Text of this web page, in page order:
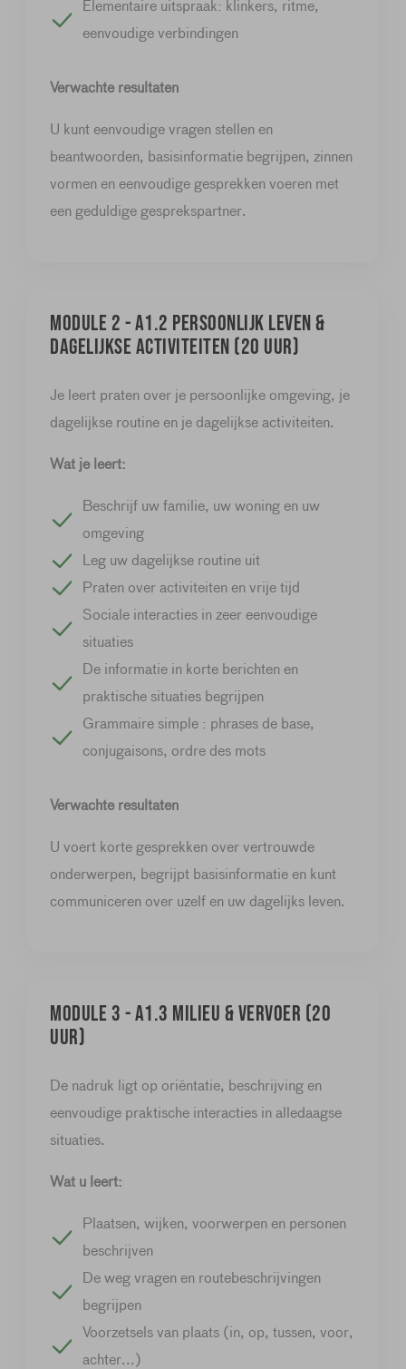
Elementaire uitspraak: klinkers, ritme,
eenvoudige verbindingen
Verwachte resultaten
U kunt eenvoudige vragen stellen en
beantwoorden, basisinformatie begrijpen, zinnen
vormen en eenvoudige gesprekken voeren met
een geduldige gesprekspartner.
Module 2 - A1.2 Persoonlijk leven &
dagelijkse activiteiten (20 uur)
Je leert praten over je persoonlijke omgeving, je
dagelijkse routine en je dagelijkse activiteiten.
Wat je leert:
Beschrijf uw familie, uw woning en uw
omgeving
Leg uw dagelijkse routine uit
Praten over activiteiten en vrije tijd
Sociale interacties in zeer eenvoudige
situaties
De informatie in korte berichten en
praktische situaties begrijpen
Grammaire simple : phrases de base,
conjugaisons, ordre des mots
Verwachte resultaten
U voert korte gesprekken over vertrouwde
onderwerpen, begrijpt basisinformatie en kunt
communiceren over uzelf en uw dagelijks leven.
Module 3 - A1.3 Milieu & vervoer (20
uur)
De nadruk ligt op oriëntatie, beschrijving en
eenvoudige praktische interacties in alledaagse
situaties.
Wat u leert:
Plaatsen, wijken, voorwerpen en personen
beschrijven
De weg vragen en routebeschrijvingen
begrijpen
Voorzetsels van plaats (in, op, tussen, voor,
achter...)